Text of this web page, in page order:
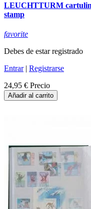
LEUCHTTURM
stamp
favorite
Debes de estar registrado
Entrar| Registrarse
24,95 € Precio
Añadir al carrito